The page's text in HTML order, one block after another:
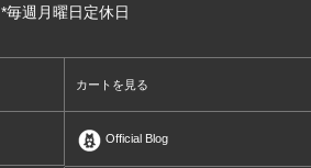
*毎週月曜日定休日
カートを見る
Official Blog